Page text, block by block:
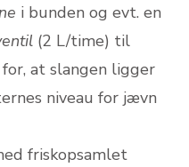
i bunden og evt. en
(2 L/time) til
at slangen ligger
niveau for jævn
friskopsamlet